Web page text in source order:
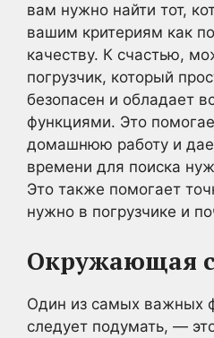
вам нужно найти тот,
вашим критериям как
качеству. К счастью,
погрузчик, который
безопасен и обладает
функциями. Это
домашнюю работу и
времени для поиска
Это также помогает
нужно в погрузчике и
Окружающая
Один из самых важных
следует подумать, —